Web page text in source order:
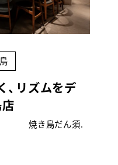
リズムをデ
焼き鳥だん須.